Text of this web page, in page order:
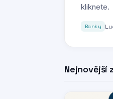
kliknete.
Banky
Nejnovější